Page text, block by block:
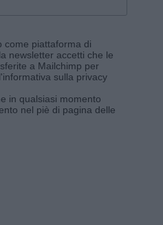
come piattaforma di
newsletter accetti che le
a Mailchimp per
sulla privacy
in qualsiasi momento
nel piè di pagina delle